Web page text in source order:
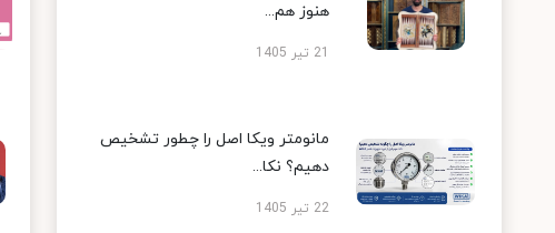
هنوز هم...
21 تیر 1405
مانومتر ویکا اصل را چطور تشخیص
دهیم؟ نکا...
22 تیر 1405